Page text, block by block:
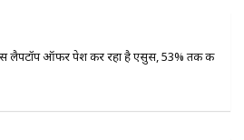
लैपटॉप ऑफर पेश कर रहा है एसुस, 53% तक की